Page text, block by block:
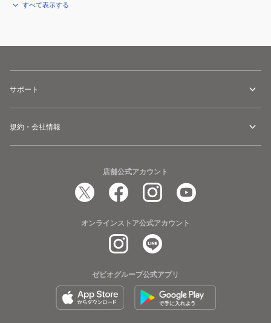
すべて表示する
サポート
規約・会社情報
店舗公式アカウント
オンラインストア公式アカウント
ゼビオグループ公式アプリ